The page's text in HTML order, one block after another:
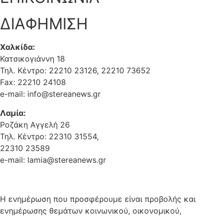
ΔΙΑΦΗΜΙΣΗ
Χαλκίδα:
Κατσικογιάννη 18
Τηλ. Κέντρο: 22210 23126, 22210 73652
Fax: 22210 24108
e-mail: info@stereanews.gr
Λαμία:
Ροζάκη Αγγελή 26
Τηλ. Κέντρο: 22310 31554,
22310 23589
e-mail: lamia@stereanews.gr
Η ενημέρωση που προσφέρουμε είναι προβολής και
ενημέρωσης θεμάτων κοινωνικού, οικονομικού,